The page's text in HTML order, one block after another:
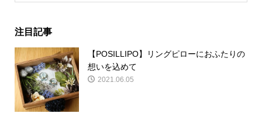
注目記事
【POSILLIPO】リングピローにおふたりの
想いを込めて
2021.06.05